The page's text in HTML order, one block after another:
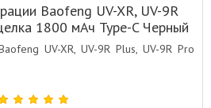
Baofeng UV-XR, UV-9R
1800 мАч Type-C Черный
UV-XR, UV-9R Plus, UV-9R Pro